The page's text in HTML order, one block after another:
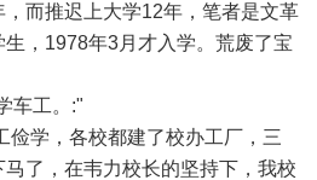
而推迟上大学12年，笔者是文革
，1978年3月才入学。荒废了宝
工。:"
学，各校都建了校办工厂，三
了，在韦力校长的坚持下，我校